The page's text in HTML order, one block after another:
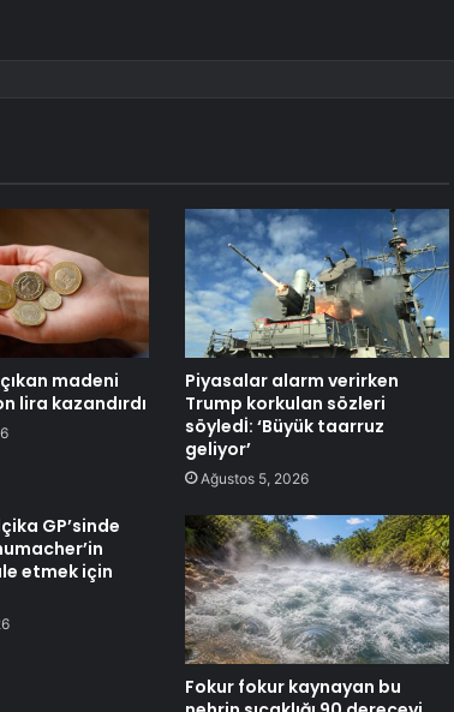
madeni
lira kazandırdı
Piyasalar alarm verirken
Trump korkulan sözleri
söyledİ: ‘Büyük taarruz
geliyor’
Ağustos 5, 2026
GP’sinde
etmek için
Fokur fokur kaynayan bu